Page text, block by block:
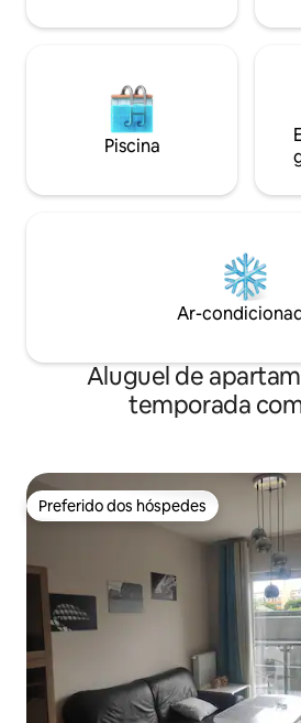
de ar. O apartamento está
revitalizado nas proximidades do
Mercado Antigo, do rio Warta e dos
maiores centros comerciais de
Nas proximidades, estacionamento
edifício (zona de pagamento A).
Piscina
Ar-
Aluguel de
temporada
Preferido dos hóspedes
Preferido dos hóspedes